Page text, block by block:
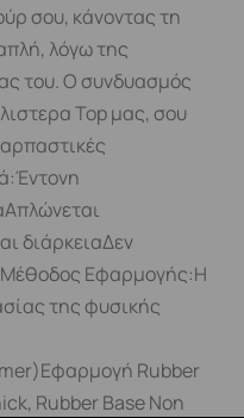
σου, κάνοντας τη
λόγω της
του. Ο συνδυασμός
Top μας, σου
διάρκειαΔεν
Μέθοδος Εφαρμογής:Η
της φυσικής
Rubber
Rubber Base Non